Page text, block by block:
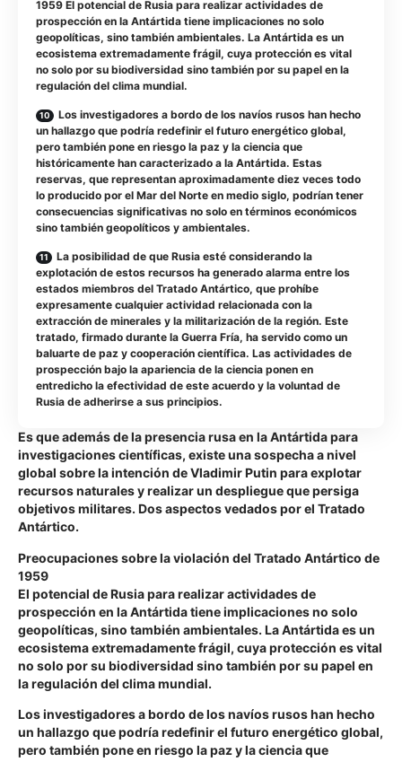
1959 El potencial de Rusia para realizar actividades de
prospección en la Antártida tiene implicaciones no solo
geopolíticas, sino también ambientales. La Antártida es un
ecosistema extremadamente frágil, cuya protección es vital
no solo por su biodiversidad sino también por su papel en la
regulación del clima mundial.
Los investigadores a bordo de los navíos rusos han hecho
un hallazgo que podría redefinir el futuro energético global,
pero también pone en riesgo la paz y la ciencia que
históricamente han caracterizado a la Antártida. Estas
reservas, que representan aproximadamente diez veces todo
lo producido por el Mar del Norte en medio siglo, podrían tener
consecuencias significativas no solo en términos económicos
sino también geopolíticos y ambientales.
La posibilidad de que Rusia esté considerando la
explotación de estos recursos ha generado alarma entre los
estados miembros del Tratado Antártico, que prohíbe
expresamente cualquier actividad relacionada con la
extracción de minerales y la militarización de la región. Este
tratado, firmado durante la Guerra Fría, ha servido como un
baluarte de paz y cooperación científica. Las actividades de
prospección bajo la apariencia de la ciencia ponen en
entredicho la efectividad de este acuerdo y la voluntad de
Rusia de adherirse a sus principios.
Es que además de la presencia rusa en la Antártida para
investigaciones científicas, existe una sospecha a nivel
global sobre la intención de Vladimir Putin para explotar
recursos naturales y realizar un despliegue que persiga
objetivos militares. Dos aspectos vedados por el Tratado
Antártico.
Preocupaciones sobre la violación del Tratado Antártico de
1959
El potencial de Rusia para realizar actividades de
prospección en la Antártida tiene implicaciones no solo
geopolíticas, sino también ambientales. La Antártida es un
ecosistema extremadamente frágil, cuya protección es vital
no solo por su biodiversidad sino también por su papel en
la regulación del clima mundial.
Los investigadores a bordo de los navíos rusos han hecho
un hallazgo que podría redefinir el futuro energético global,
pero también pone en riesgo la paz y la ciencia que